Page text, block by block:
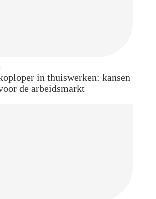
in thuiswerken: kansen
de arbeidsmarkt